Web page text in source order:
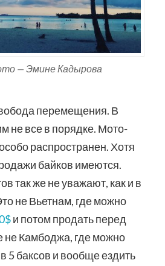
— Эмине Кадырова
перемещения. В
не все в порядке. Мото-
распространен. Хотя
байков имеются.
так же не уважают, как и в
не Вьетнам, где можно
и потом продать перед
не Камбоджа, где можно
5 баксов и вообще ездить